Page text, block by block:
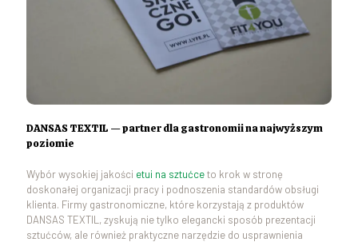
DANSAS TEXTIL — partner dla gastronomii na najwyższym
poziomie
Wybór wysokiej jakości etui na sztućceto krok w stronę
doskonałej organizacji pracy i podnoszenia standardów obsługi
klienta. Firmy gastronomiczne, które korzystają z produktów
DANSAS TEXTIL, zyskują nie tylko elegancki sposób prezentacji
sztućców, ale również praktyczne narzędzie do usprawnienia